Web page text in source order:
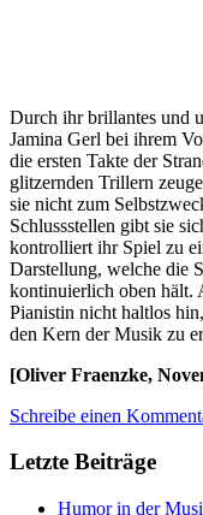
Durch ihr brillantes und
Jamina Gerl bei ihrem
die ersten Takte der
glitzernden Trillern
sie nicht zum
Schlussstellen gibt sie
kontrolliert ihr Spiel zu
Darstellung, welche die
kontinuierlich oben hält.
Pianistin nicht haltlos
den Kern der Musik zu
[Oliver Fraenzke,
Schreibe einen
Letzte Beiträge
Humor in der